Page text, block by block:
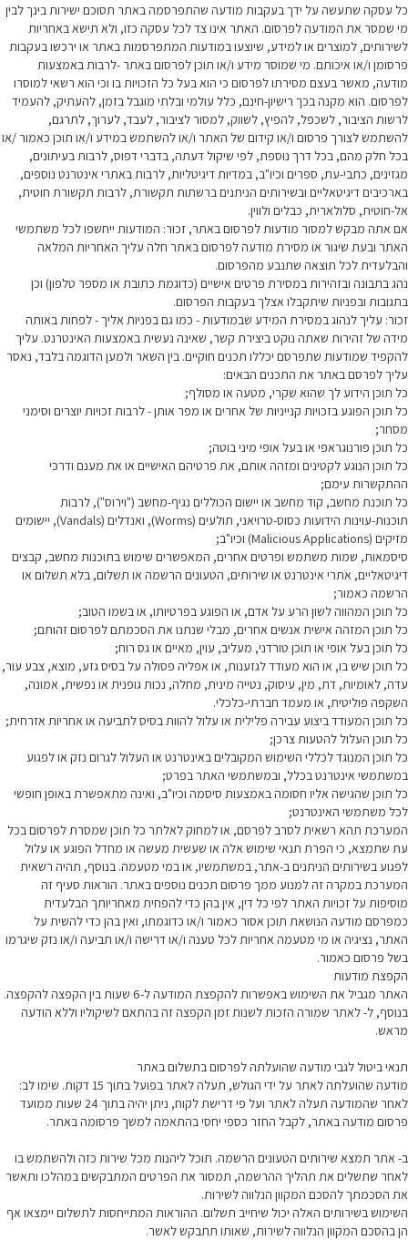
כל עסקה שתעשה על ידך בעקבות מודעה שהתפרסמה באתר תסוכם ישירות בינך לבין
מי שמסר את המודעה לפרסום. האתר אינו צד לכל עסקה כזו, ולא תישא באחריות
לשירותים, למוצרים או למידע, שיוצעו במודעות המתפרסמות באתר או ירכשו בעקבות
פרסומן ו/או איכותם. מי שמוסר מידע ו/או תוכן לפרסום באתר -לרבות באמצעות
מודעה, מאשר בעצם מסירתו לפרסום כי הוא בעל כל הזכויות בו וכי הוא רשאי למוסרו
לפרסום. הוא מקנה בכך רישיון-חינם, כלל עולמי ובלתי מוגבל בזמן, להעתיק, להעמיד
לרשות הציבור, לשכפל, להפיץ, לשווק, למסור לציבור, לעבד, לערוך, לתרגם,
להשתמש לצורך פרסום ו/או קידום של האתר ו/או להשתמש במידע ו/או תוכן כאמור /או
בכל חלק מהם, בכל דרך נוספת, לפי שיקול דעתה, בדברי דפוס, לרבות בעיתונים,
מגזינים, כתבי-עת, ספרים וכיו"ב, במדיות דיגיטליות, לרבות באתרי אינטרנט נוספים,
בארכיבים דיגיטאליים ובשירותים הניתנים ברשתות תקשורת, לרבות תקשורת חוטית,
אל-חוטית, סלולארית, כבלים ולווין.
אם אתה מבקש למסור מודעות לפרסום באתר, זכור: המודעות ייחשפו לכל משתמשי
האתר ובעת שיגור או מסירת מודעה לפרסום באתר חלה עליך האחריות המלאה
והבלעדית לכל תוצאה שתנבע מהפרסום.
נהג בתבונה ובזהירות במסירת פרטים אישיים (כדוגמת כתובת או מספר טלפון) וכן
בתגובות ובפניות שיתקבלו אצלך בעקבות הפרסום.
זכור: עליך לנהוג במסירת המידע שבמודעות - כמו גם בפניות אליך - לפחות באותה
מידה של זהירות שאתה נוקט ביצירת קשר, שאינה נעשית באמצעות האינטרנט. עליך
להקפיד שמודעות שתפרסם יכללו תכנים חוקיים. בין השאר ולמען הדוגמה בלבד, נאסר
עליך לפרסם באתר את התכנים הבאים:
כל תוכן הידוע לך שהוא שקרי, מטעה או מסולף;
כל תוכן הפוגע בזכויות קנייניות של אחרים או מפר אותן - לרבות זכויות יוצרים וסימני
מסחר;
כל תוכן פורנוגראפי או בעל אופי מיני בוטה;
כל תוכן הנוגע לקטינים ומזהה אותם, את פרטיהם האישיים או את מענם ודרכי
ההתקשרות עימם;
כל תוכנת מחשב, קוד מחשב או יישום הכוללים נגיף-מחשב ("וירוס"), לרבות
תוכנות-עוינות הידועות כסוס-טרויאני, תולעים (Worms), ואנדלים (Vandals), יישומים
מזיקים (Malicious Applications) וכיו"ב;
סיסמאות, שמות משתמש ופרטים אחרים, המאפשרים שימוש בתוכנות מחשב, קבצים
דיגיטאליים, אתרי אינטרנט או שירותים, הטעונים הרשמה או תשלום, בלא תשלום או
הרשמה כאמור;
כל תוכן המהווה לשון הרע על אדם, או הפוגע בפרטיותו, או בשמו הטוב;
כל תוכן המזהה אישית אנשים אחרים, מבלי שנתנו את הסכמתם לפרסום זהותם;
כל תוכן בעל אופי או תוכן טורדני, מעליב, עוין, מאיים או גס רוח;
כל תוכן שיש בו, או הוא מעודד לגזענות, או אפליה פסולה על בסיס גזע, מוצא, צבע עור,
עדה, לאומיות, דת, מין, עיסוק, נטייה מינית, מחלה, נכות גופנית או נפשית, אמונה,
השקפה פוליטית, או מעמד חברתי-כלכלי.
כל תוכן המעודד ביצוע עבירה פלילית או עלול להוות בסיס לתביעה או אחריות אזרחית;
כל תוכן העלול להטעות צרכן;
כל תוכן המנוגד לכללי השימוש המקובלים באינטרנט או העלול לגרום נזק או לפגוע
במשתמשי אינטרנט בכלל, ובמשתמשי האתר בפרט;
כל תוכן שהגישה אליו חסומה באמצעות סיסמה וכיו"ב, ואינה מתאפשרת באופן חופשי
לכל משתמשי האינטרנט;
המערכת תהא רשאית לסרב לפרסם, או למחוק לאלתר כל תוכן שמסרת לפרסום בכל
עת שתמצא, כי הפרת תנאי שימוש אלה או שעשית מעשה או מחדל הפוגע או עלול
לפגוע בשירותים הניתנים ב-אתר, במשתמשיו, או במי מטעמה. בנוסף, תהיה רשאית
המערכת במקרה זה למנוע ממך פרסום תכנים נוספים באתר. הוראות סעיף זה
מוסיפות על זכויות האתר לפי כל דין, אין בהן כדי להפחית מאחריותך הבלעדית
כמפרסם מודעה הנושאת תוכן אסור כאמור ו/או כדוגמתו, ואין בהן כדי להשית על
האתר, נציגיה או מי מטעמה אחריות לכל טענה ו/או דרישה ו/או תביעה ו/או נזק שיגרמו
בשל פרסום כאמור.
הקפצת מודעות
האתר מגביל את השימוש באפשרות להקפצת המודעה ל-6 שעות בין הקפצה להקפצה.
בנוסף, ל- לאתר שמורה הזכות לשנות זמן הקפצה זה בהתאם לשיקוליו וללא הודעה
מראש.
תנאי ביטול לגבי מודעה שהועלתה לפרסום בתשלום באתר
מודעה שהועלתה לאתר על ידי הגולש, תעלה לאתר בפועל בתוך 15 דקות. שימו לב:
לאחר שהמודעה תעלה לאתר ועל פי דרישת לקוח, ניתן יהיה בתוך 24 שעות ממועד
פרסום מודעה באתר, לקבל החזר כספי יחסי בהתאמה למשך פרסומה באתר.
ב- אתר תמצא שירותים הטעונים הרשמה. תוכל ליהנות מכל שירות כזה ולהשתמש בו
לאחר שתשלים את תהליך ההרשמה, תמסור את הפרטים המתבקשים במהלכו ותאשר
את הסכמתך להסכם המקוון הנלווה לשירות.
השימוש בשירותים האלה יכול שיחייב תשלום. ההוראות המתייחסות לתשלום יימצאו אף
הן בהסכם המקוון הנלווה לשירות, שאותו תתבקש לאשר.